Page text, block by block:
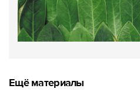
Ещё материалы